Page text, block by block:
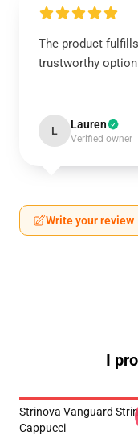
The product
trustworthy
L Lauren
Verified owner
Write your review
I
Strinova Vanguard
Cappucci